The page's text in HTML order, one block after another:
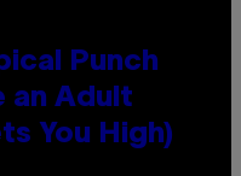
Punch
an Adult
You High)